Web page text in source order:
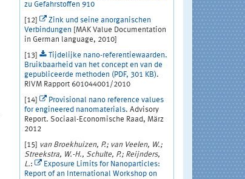
zu Gefahrstoffen 910
[12]
Zink und seine anorganischen
Verbindungen [MAK Value Documentation
in German language, 2010]
[13]
Tijdelijke nano-referentiewaarden.
Bruikbaarheid van het concept en van de
gepubliceerde methoden (PDF, 301 KB).
RIVM Rapport 601044001/2010
[14]
Provisional nano reference values
for engineered nanomaterials. Advisory
Report. Sociaal-Economische Raad, März
2012
[15] van Broekhuizen, P.; van Veelen, W.;
Streekstra, W.-H., Schulte, P.; Reijnders,
L.:
Exposure Limits for Nanoparticles:
Report of an International Workshop on